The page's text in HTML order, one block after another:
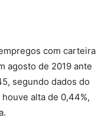
com carteira
agosto de 2019 ante
segundo dados do
alta de 0,44%,